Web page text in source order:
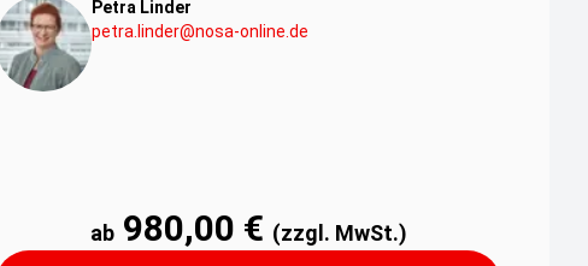
Petra Linder
petra.linder@nosa-online.de
ab 980,00 € (zzgl. MwSt.)